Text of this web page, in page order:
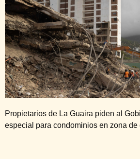
Propietarios de La Guaira piden al
especial para condominios en zona de